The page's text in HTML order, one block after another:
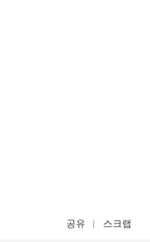
공유 스크랩